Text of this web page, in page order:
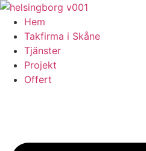
Skip
content
Hem
Takfirma i Skåne
Tjänster
Projekt
Offert